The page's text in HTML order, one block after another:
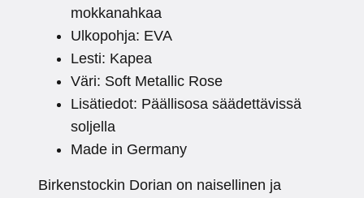
mokkanahkaa
Ulkopohja: EVA
Lesti: Kapea
Väri: Soft Metallic Rose
Lisätiedot: Päällisosa säädettävissä
soljella
Made in Germany
Birkenstockin Dorian on naisellinen ja